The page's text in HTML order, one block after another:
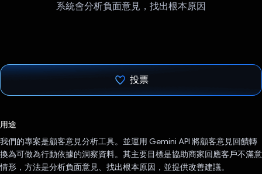
系統會分析負面意見，找出根本原因
投票
用途
我們的專案是顧客意見分析工具。並運用 Gemini API 將顧客意見回饋轉
換為可做為行動依據的洞察資料。其主要目標是協助商家回應客戶不滿意
情形，方法是分析負面意見、找出根本原因，並提供改善建議。